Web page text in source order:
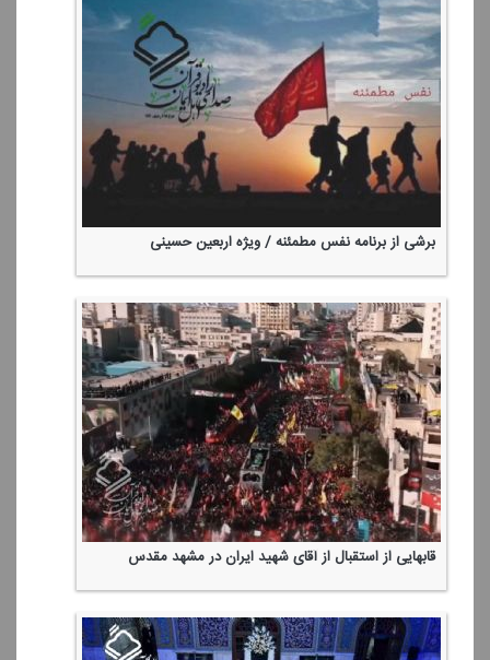
برشی از برنامه نفس مطمئنه / ویژه اربعین حسینی
قابهایی از استقبال از آقای شهید ایران در مشهد مقدس